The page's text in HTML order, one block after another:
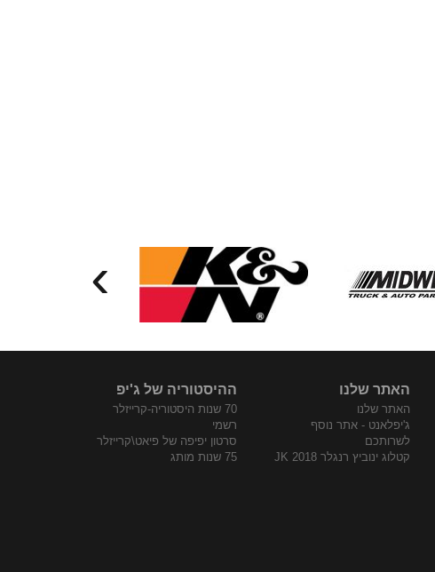
›
האתר שלנו
האתר שלנו
ג'יפלאנט - אתר נוסף
לשרותכם
קטלוג ינוביץ רנגלר JK 2018
ההיסטוריה של ג'יפ
70 שנות היסטוריה-קרייזלר
רשמי
סרטון יפיפה של פיאט\קרייזלר
75 שנות מותג